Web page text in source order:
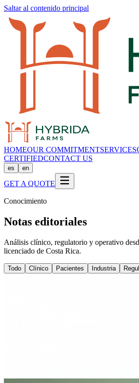
Saltar al contenido principal
HOMEOUR COMMITMENTSERVICES
CERTIFIEDCONTACT US
es en
GET A QUOTE
Conocimiento
Notas editoriales
Análisis clínico, regulatorio y operativo
licenciado de Costa Rica.
Todo Clínico Pacientes Industria